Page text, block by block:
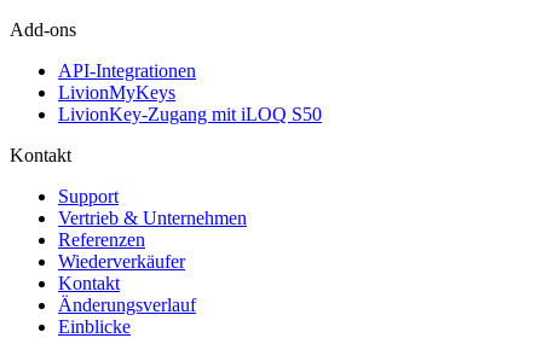
Add-ons
API-Integrationen
LivionMyKeys
LivionKey-Zugang mit iLOQ S50
Kontakt
Support
Vertrieb & Unternehmen
Referenzen
Wiederverkäufer
Kontakt
Änderungsverlauf
Einblicke